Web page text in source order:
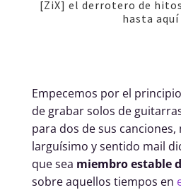
[ZiX] el derrotero de
hasta aquí
Empecemos por el
de grabar solos de
para dos de sus
larguísimo y sentido mail
que sea miembro estable
sobre aquellos tiempos en